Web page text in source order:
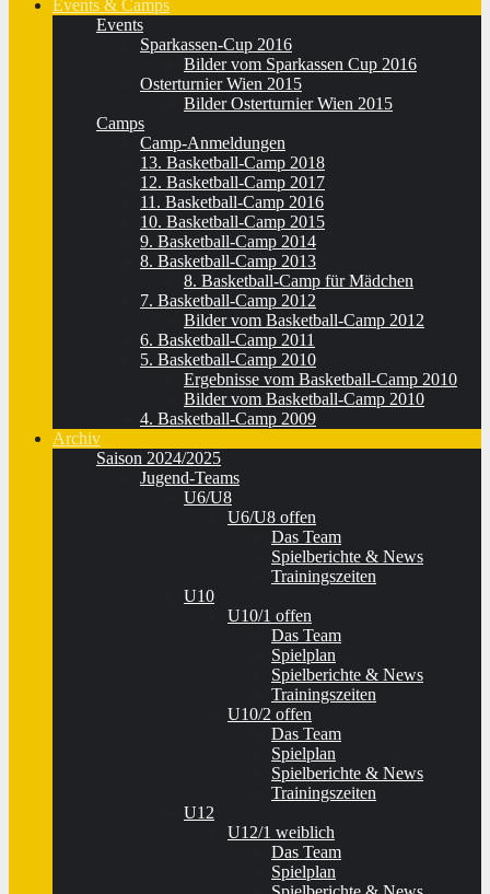
Events & Camps
Events
Sparkassen-Cup 2016
Bilder vom Sparkassen Cup 2016
Osterturnier Wien 2015
Bilder Osterturnier Wien 2015
Camps
Camp-Anmeldungen
13. Basketball-Camp 2018
12. Basketball-Camp 2017
11. Basketball-Camp 2016
10. Basketball-Camp 2015
9. Basketball-Camp 2014
8. Basketball-Camp 2013
8. Basketball-Camp für Mädchen
7. Basketball-Camp 2012
Bilder vom Basketball-Camp 2012
6. Basketball-Camp 2011
5. Basketball-Camp 2010
Ergebnisse vom Basketball-Camp 2010
Bilder vom Basketball-Camp 2010
4. Basketball-Camp 2009
Archiv
Saison 2024/2025
Jugend-Teams
U6/U8
U6/U8 offen
Das Team
Spielberichte & News
Trainingszeiten
U10
U10/1 offen
Das Team
Spielplan
Spielberichte & News
Trainingszeiten
U10/2 offen
Das Team
Spielplan
Spielberichte & News
Trainingszeiten
U12
U12/1 weiblich
Das Team
Spielplan